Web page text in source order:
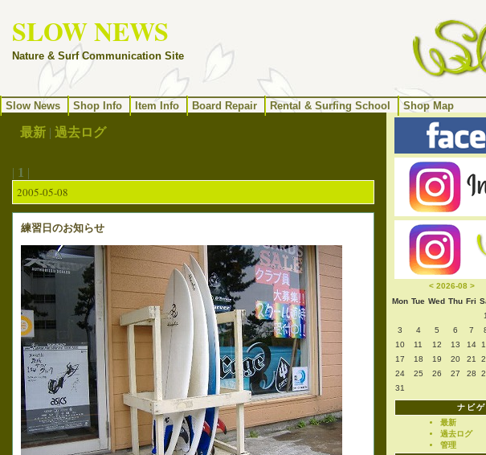
SLOW NEWS
Nature & Surf Communication Site
Slow News Shop Info Item Info Board Repair Rental & Surfing School Shop Map
最新 | 過去ログ
| 1 |
2005-05-08
練習日のお知らせ
< 2026-08 >
Mon Tue Wed Thu Fri
1
3
4 5 6 7
10
11 12 13 14
17
18 19 20 21
24
25 26 27 28
31
ナビ
最新
過去ログ
管理